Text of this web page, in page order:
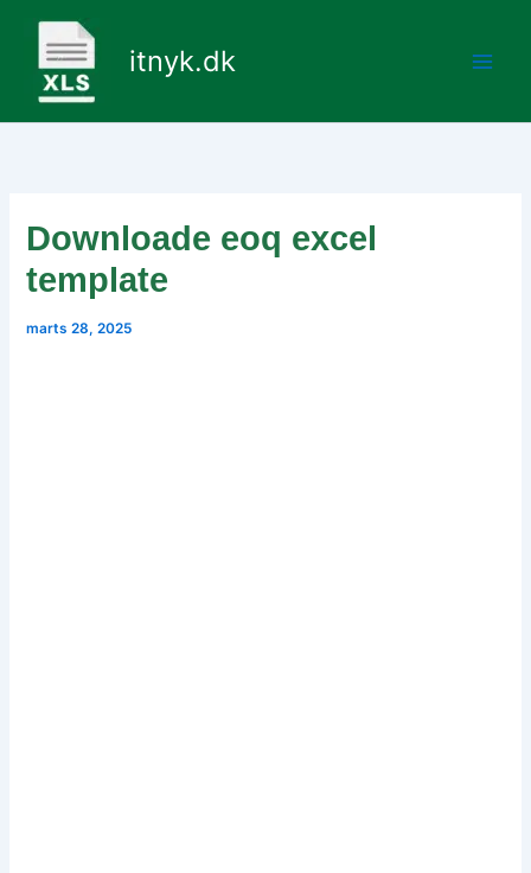
indholdet
itnyk.dk
Downloade eoq excel
template
marts 28, 2025